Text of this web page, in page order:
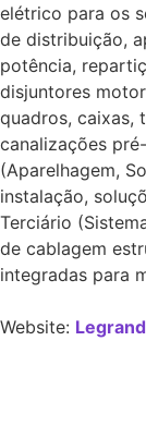
elétrico para os
de distribuição,
potência,
disjuntores
quadros, caixas,
canalizações
(Aparelhagem,
instalação,
Terciário
de cablagem
integradas para
Website: Legrand